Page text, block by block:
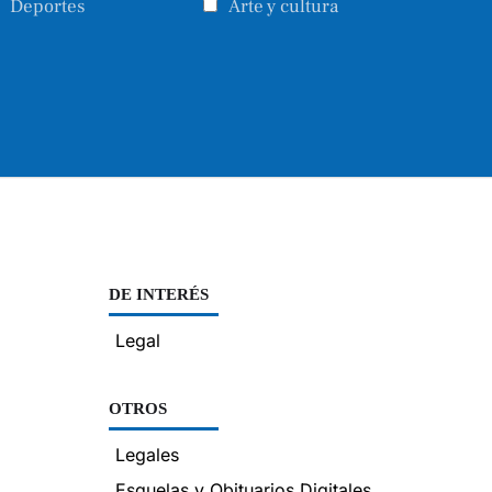
Deportes
Arte y cultura
DE INTERÉS
Legal
OTROS
Legales